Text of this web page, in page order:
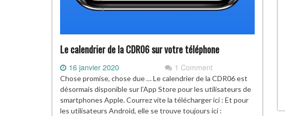
Le calendrier de la CDR06 sur votre téléphone
16 janvier 2020 1 Comment
Chose promise, chose due … Le calendrier de la CDR06 est
désormais disponible sur l’App Store pour les utilisateurs de
smartphones Apple. Courrez vite la télécharger ici : Et pour
les utilisateurs Android, elle se trouve toujours ici :